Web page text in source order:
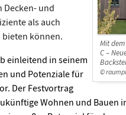
Mit
C –
©
Decken- und
als auch
können.
einleitend in seinem
und Potenziale für
Der Festvortrag
Wohnen und Bauen